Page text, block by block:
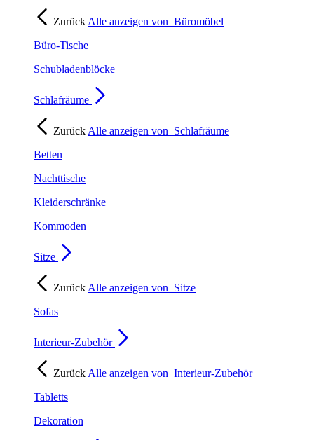
Zurück Alle anzeigen von Büromöbel
Büro-Tische
Schubladenblöcke
Schlafräume
Zurück Alle anzeigen von Schlafräume
Betten
Nachttische
Kleiderschränke
Kommoden
Sitze
Zurück Alle anzeigen von Sitze
Sofas
Interieur-Zubehör
Zurück Alle anzeigen von Interieur-Zubehör
Tabletts
Dekoration